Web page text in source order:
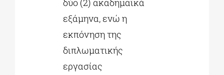
δύο (2) ακαδημαϊκά
εξάμηνα, ενώ η
εκπόνηση της
διπλωματικής
εργασίας